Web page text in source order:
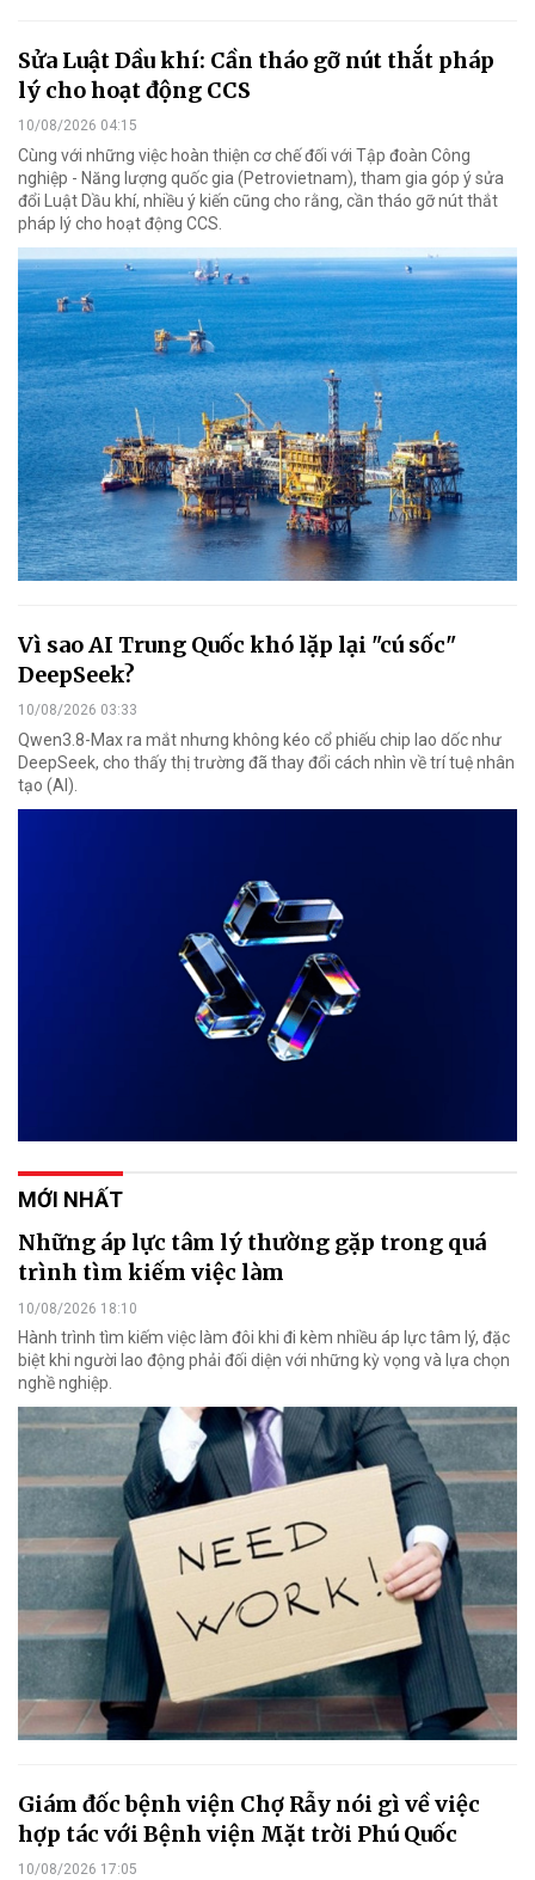
Sửa Luật Dầu khí: Cần tháo gỡ nút thắt pháp
lý cho hoạt động CCS
10/08/2026 04:15
Cùng với những việc hoàn thiện cơ chế đối với Tập đoàn Công
nghiệp - Năng lượng quốc gia (Petrovietnam), tham gia góp ý sửa
đổi Luật Dầu khí, nhiều ý kiến cũng cho rằng, cần tháo gỡ nút thắt
pháp lý cho hoạt động CCS.
Vì sao AI Trung Quốc khó lặp lại "cú sốc"
DeepSeek?
10/08/2026 03:33
Qwen3.8-Max ra mắt nhưng không kéo cổ phiếu chip lao dốc như
DeepSeek, cho thấy thị trường đã thay đổi cách nhìn về trí tuệ nhân
tạo (AI).
MỚI NHẤT
Những áp lực tâm lý thường gặp trong quá
trình tìm kiếm việc làm
10/08/2026 18:10
Hành trình tìm kiếm việc làm đôi khi đi kèm nhiều áp lực tâm lý, đặc
biệt khi người lao động phải đối diện với những kỳ vọng và lựa chọn
nghề nghiệp.
Giám đốc bệnh viện Chợ Rẫy nói gì về việc
hợp tác với Bệnh viện Mặt trời Phú Quốc
10/08/2026 17:05